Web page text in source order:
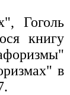
Гоголь
книгу
в